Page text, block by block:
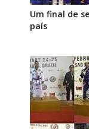
Um final de
país